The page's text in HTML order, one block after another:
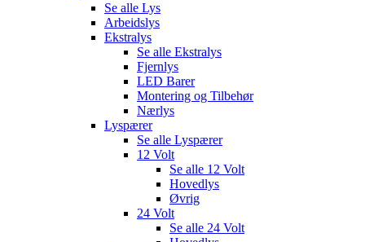
Se alle Lys
Arbeidslys
Ekstralys
Se alle Ekstralys
Fjernlys
LED Barer
Montering og Tilbehør
Nærlys
Lyspærer
Se alle Lyspærer
12 Volt
Se alle 12 Volt
Hovedlys
Øvrig
24 Volt
Se alle 24 Volt